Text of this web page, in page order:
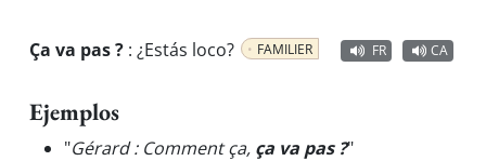
Ça va pas ? : ¿Estás loco? FAMILIER FR CA
Ejemplos
"Gérard : Comment ça, ça va pas ?"